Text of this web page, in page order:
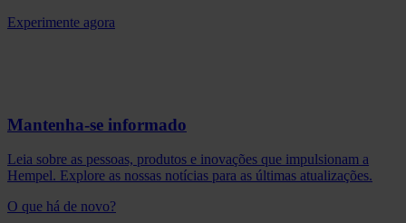
Experimente agora
Mantenha-se informado
Leia sobre as pessoas, produtos e inovações que impulsionam a
Hempel. Explore as nossas notícias para as últimas atualizações.
O que há de novo?